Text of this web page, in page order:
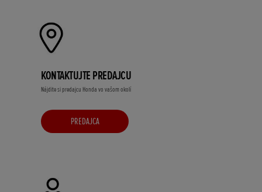
KONTAKTUJTE PREDAJCU
Nájdite si predajcu Honda vo vašom okolí
PREDAJCA